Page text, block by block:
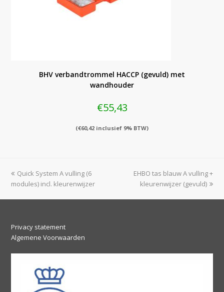
BHV verbandtrommel HACCP (gevuld) met
wandhouder
€55,43
(€60,42 inclusief 9% BTW)
previous
post:
Quick System A vulling (6
modules) incl. kleurenwijzer
next
post:
EHBO tas blauw A vulling +
kleurenwijzer (gevuld)
Privacy statement
Algemene Voorwaarden